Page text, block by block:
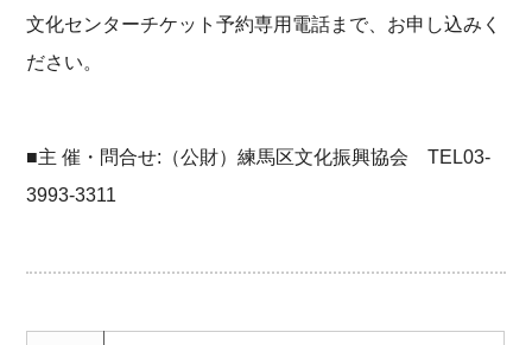
文化センターチケット予約専用電話まで、お申し込みく
ださい。
■主 催・問合せ:（公財）練馬区文化振興協会 TEL03-
3993-3311